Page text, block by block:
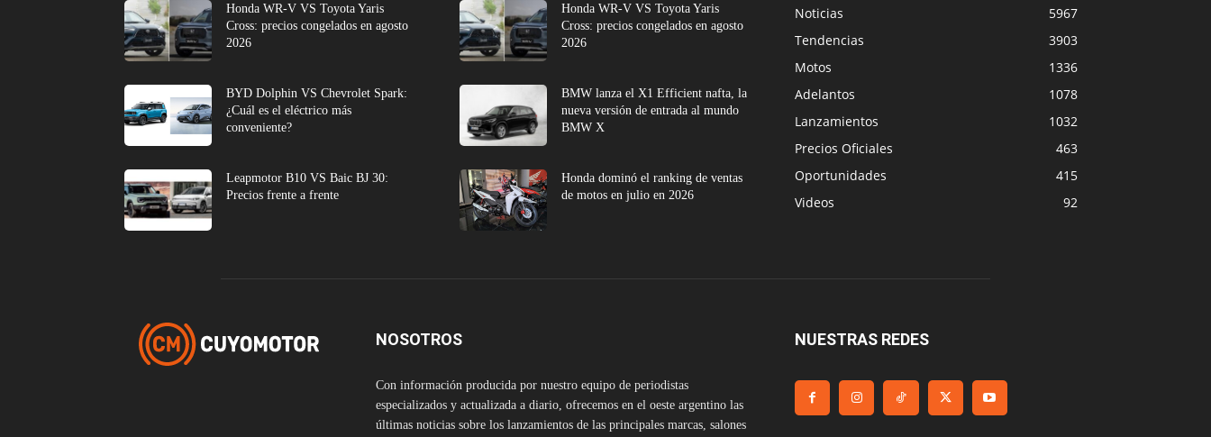
Honda WR-V VS Toyota Yaris
Cross: precios congelados en agosto
2026
BYD Dolphin VS Chevrolet Spark:
¿Cuál es el eléctrico más
conveniente?
Leapmotor B10 VS Baic BJ 30:
Precios frente a frente
Honda WR-V VS Toyota Yaris
Cross: precios congelados en agosto
2026
BMW lanza el X1 Efficient nafta, la
nueva versión de entrada al mundo
BMW X
Honda dominó el ranking de ventas
de motos en julio en 2026
Noticias
5967
Tendencias
3903
Motos
1336
Adelantos
1078
Lanzamientos
1032
Precios Oficiales
463
Oportunidades
415
Videos
92
NOSOTROS
Con información producida por nuestro equipo de periodistas
especializados y actualizada a diario, ofrecemos en el oeste argentino las
últimas noticias sobre los lanzamientos de las principales marcas, salones
NUESTRAS REDES